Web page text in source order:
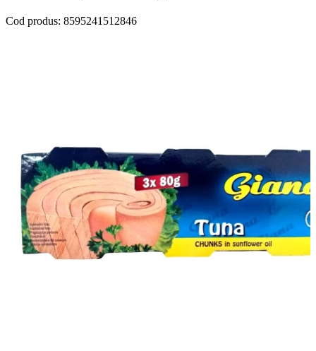
Cod produs: 8595241512846